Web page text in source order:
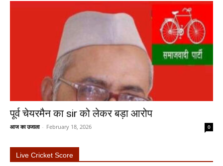
पूर्व चेयरमैन का sir को लेकर बड़ा आरोप
आज का उजाला - February 18, 2026 0
Live Cricket Score